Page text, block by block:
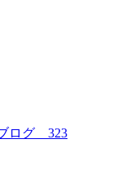
ログ 323